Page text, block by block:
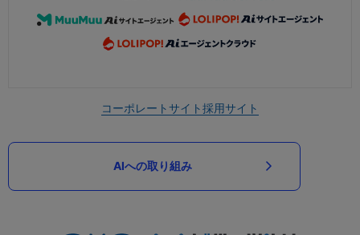
コーポレートサイト採用サイト
AIへの取り組み